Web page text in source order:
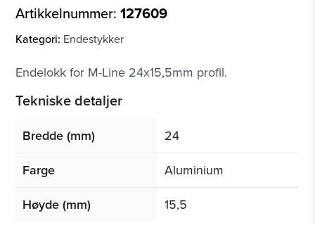
Artikkelnummer:127609
Kategori: Endestykker
Endelokk for M-Line 24x15,5mm profil.
Tekniske detaljer
Bredde (mm)
24
Farge
Aluminium
Høyde (mm)
15,5